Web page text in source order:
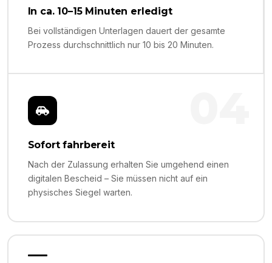
In ca. 10–15 Minuten erledigt
Bei vollständigen Unterlagen dauert der gesamte
Prozess durchschnittlich nur 10 bis 20 Minuten.
Sofort fahrbereit
Nach der Zulassung erhalten Sie umgehend einen
digitalen Bescheid – Sie müssen nicht auf ein
physisches Siegel warten.